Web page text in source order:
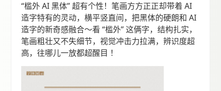
“槛外 AI 黑体” 超有个性！笔画方方正正却带着 AI
造字特有的灵动，横平竖直间，把黑体的硬朗和 AI
造字的新奇感融合～看 “槛外” 这俩字，结构扎实，
笔画粗壮又不失细节，视觉冲击力拉满，辨识度超
高，往哪儿一放都超醒目 ！